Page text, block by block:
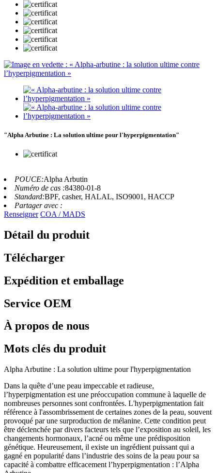
"Alpha Arbutine : La solution ultime pour l'hyperpigmentation"
POUCE:Alpha Arbutin
Numéro de cas :84380-01-8
Standard:BPF, casher, HALAL, ISO9001, HACCP
Partager avec :
Renseigner COA / MADS
Détail du produit
Télécharger
Expédition et emballage
Service OEM
À propos de nous
Mots clés du produit
Alpha Arbutine : La solution ultime pour l'hyperpigmentation
Dans la quête d’une peau impeccable et radieuse,
l’hyperpigmentation est une préoccupation commune à laquelle de
nombreuses personnes sont confrontées. L'hyperpigmentation fait
référence à l'assombrissement de certaines zones de la peau, souvent
provoqué par une surproduction de mélanine. Cette condition peut
être déclenchée par divers facteurs tels que l’exposition au soleil, les
changements hormonaux, l’acné ou même une prédisposition
génétique. Heureusement, il existe un ingrédient puissant qui a
gagné en popularité dans l’industrie des soins de la peau pour sa
capacité à combattre efficacement l’hyperpigmentation : l’Alpha